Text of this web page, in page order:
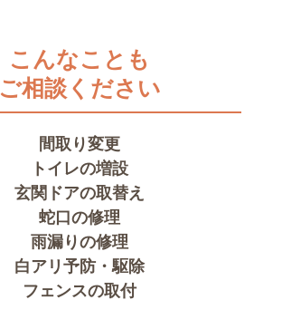
こんなことも
ご相談ください
間取り変更
トイレの増設
玄関ドアの取替え
蛇口の修理
雨漏りの修理
白アリ予防・駆除
フェンスの取付